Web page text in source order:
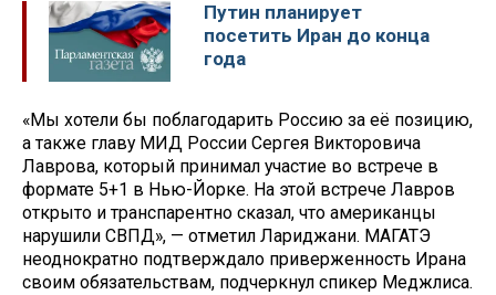
Путин планирует
посетить Иран до конца
года
«Мы хотели бы поблагодарить Россию за её позицию,
а также главу МИД России Сергея Викторовича
Лаврова, который принимал участие во встрече в
формате 5+1 в Нью-Йорке. На этой встрече Лавров
открыто и транспарентно сказал, что американцы
нарушили СВПД», — отметил Лариджани. МАГАТЭ
неоднократно подтверждало приверженность Ирана
своим обязательствам, подчеркнул спикер Меджлиса.